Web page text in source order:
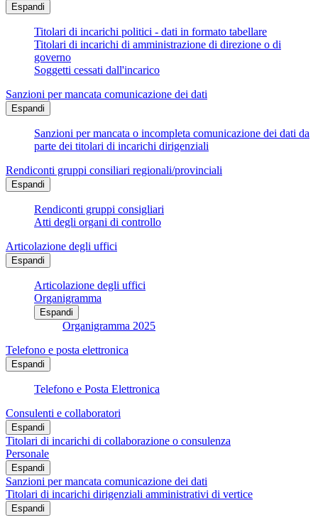
Espandi
Titolari di incarichi politici - dati in formato tabellare
Titolari di incarichi di amministrazione di direzione o di
governo
Soggetti cessati dall'incarico
Sanzioni per mancata comunicazione dei dati
Espandi
Sanzioni per mancata o incompleta comunicazione dei dati da
parte dei titolari di incarichi dirigenziali
Rendiconti gruppi consiliari regionali/provinciali
Espandi
Rendiconti gruppi consigliari
Atti degli organi di controllo
Articolazione degli uffici
Espandi
Articolazione degli uffici
Organigramma
Espandi
Organigramma 2025
Telefono e posta elettronica
Espandi
Telefono e Posta Elettronica
Consulenti e collaboratori
Espandi
Titolari di incarichi di collaborazione o consulenza
Personale
Espandi
Sanzioni per mancata comunicazione dei dati
Titolari di incarichi dirigenziali amministrativi di vertice
Espandi